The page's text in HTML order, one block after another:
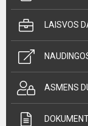
LAISVOS
ASMENS